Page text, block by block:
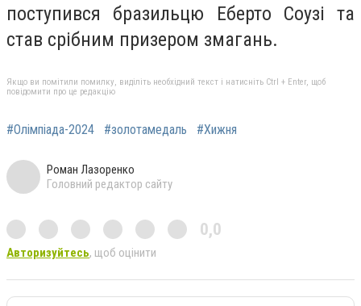
поступився бразильцю Еберто Соузі та
став срібним призером змагань.
Якщо ви помітили помилку, виділіть необхідний текст і натисніть Ctrl + Enter, щоб
повідомити про це редакцію
#Олімпіада-2024 #золотамедаль #Хижня
Роман Лазоренко
Головний редактор сайту
0,0
Авторизуйтесь, щоб оцінити